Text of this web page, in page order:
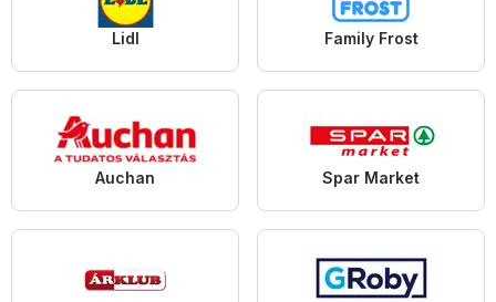
Lidl Family Frost
Auchan Spar Market